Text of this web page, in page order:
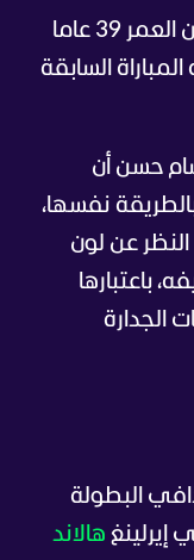
وأوضح المدرب أن ميسي البالغ من العمر 39 عاما
السابقة
حسن أن
نفسها،
عن لون
باعتبارها
الجدارة
البطولة
هالاند